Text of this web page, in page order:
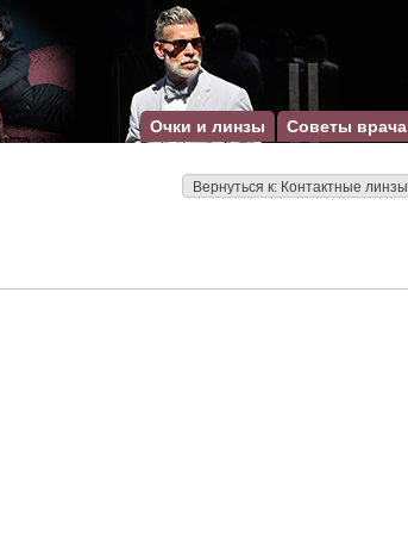
Советы врача
Очки и линзы
Вернуться к: Контактные линзы